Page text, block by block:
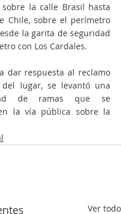
la calle Brasil hasta
Chile, sobre el perímetro
la garita de seguridad
con Los Cardales.
dar respuesta al reclamo
lugar, se levantó una
de ramas que se
la vía pública sobre la
Ver todo